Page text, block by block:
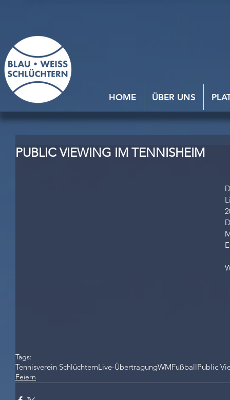
PUBLIC VIEWING IM TENNISHEIM
Tags:
Tennisverein SchlüchternLive-ÜbertragungWMFußballPublic
Feiern
HOME ÜBER UNS